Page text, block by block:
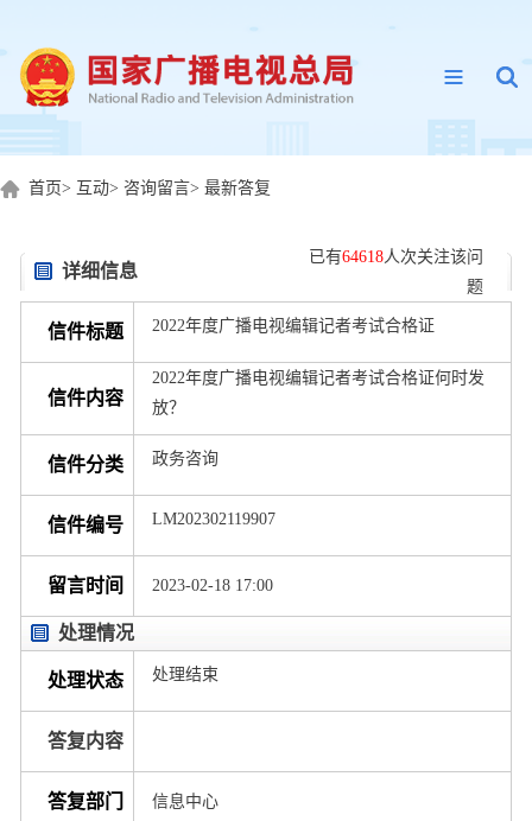
首页> 互动> 咨询留言> 最新答复
详细信息
已有64618人次关注该问
题
信件标题 2022年度广播电视编辑记者考试合格证
信件内容
2022年度广播电视编辑记者考试合格证何时发
放？
信件分类 政务咨询
信件编号 LM202302119907
留言时间 2023-02-18 17:00
处理情况
处理状态 处理结束
答复内容
答复部门 信息中心